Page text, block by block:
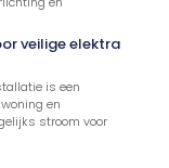
veilige elektra
is een
en
stroom voor